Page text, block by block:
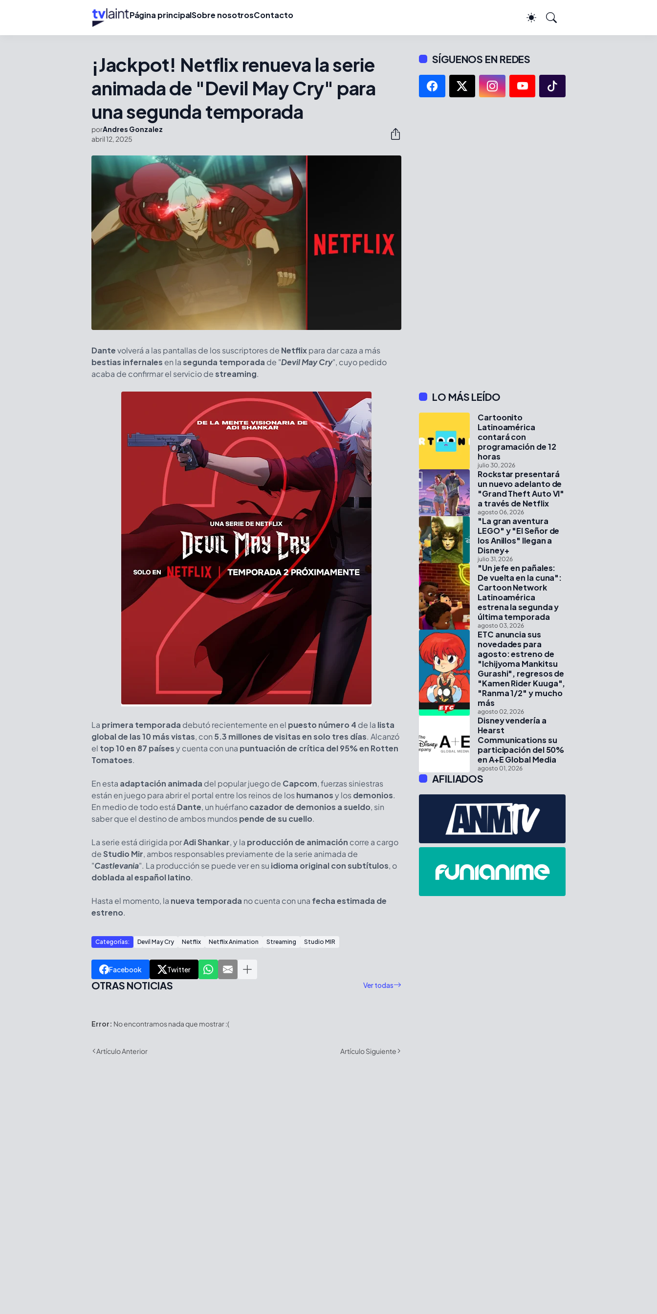
Página principalSobre nosotrosContacto
¡Jackpot! Netflix renueva la serie
animada de "Devil May Cry" para
una segunda temporada
porAndres Gonzalez
abril 12, 2025
Dantevolverá a las pantallas de los suscriptores de Netflixpara dar caza a más
bestias infernales en lasegunda temporada de "Devil May Cry", cuyo pedido
acaba de confirmar el servicio destreaming.
La primera temporada debutó recientemente en el puesto número 4 de la lista
global de las 10 más vistas, con 5.3 millones de visitas en solo tres días. Alcanzó
el top 10 en 87 paísesy cuenta con una puntuación de crítica del 95% en Rotten
Tomatoes.
En esta adaptación animada del popular juego de Capcom, fuerzas siniestras
están en juego para abrir el portal entre los reinos de loshumanosy losdemonios.
En medio de todo está Dante, un huérfanocazador de demonios a sueldo, sin
saber que el destino de ambos mundospende de su cuello.
La serie está dirigida porAdi Shankar, y la producción de animación corre a cargo
de Studio Mir, ambos responsables previamente de la serie animada de
"Castlevania". La producción se puede ver en su idioma original con subtítulos, o
doblada al español latino.
Hasta el momento, la nueva temporada no cuenta con una fecha estimada de
estreno.
Categorías: Devil May Cry Netflix Netflix Animation Streaming Studio MIR
Facebook Twitter
OTRAS NOTICIAS Ver todas
Error: No encontramos nada que mostrar :(
Artículo Anterior Artículo Siguiente
SÍGUENOS EN REDES
LO MÁS LEÍDO
Cartoonito
Latinoamérica
contará con
programación de 12
horas
julio 30, 2026
Rockstar presentará
un nuevo adelanto de
"Grand Theft Auto VI"
a través de Netflix
agosto 06, 2026
"La gran aventura
LEGO" y "El Señor de
los Anillos" llegan a
Disney+
julio 31, 2026
"Un jefe en pañales:
De vuelta en la cuna":
Cartoon Network
Latinoamérica
estrena la segunda y
última temporada
agosto 03, 2026
ETC anuncia sus
novedades para
agosto: estreno de
"Ichijyoma Mankitsu
Gurashi", regresos de
"Kamen Rider Kuuga",
"Ranma 1/2" y mucho
más
agosto 02, 2026
Disney vendería a
Hearst
Communications su
participación del 50%
en A+E Global Media
agosto 01, 2026
AFILIADOS